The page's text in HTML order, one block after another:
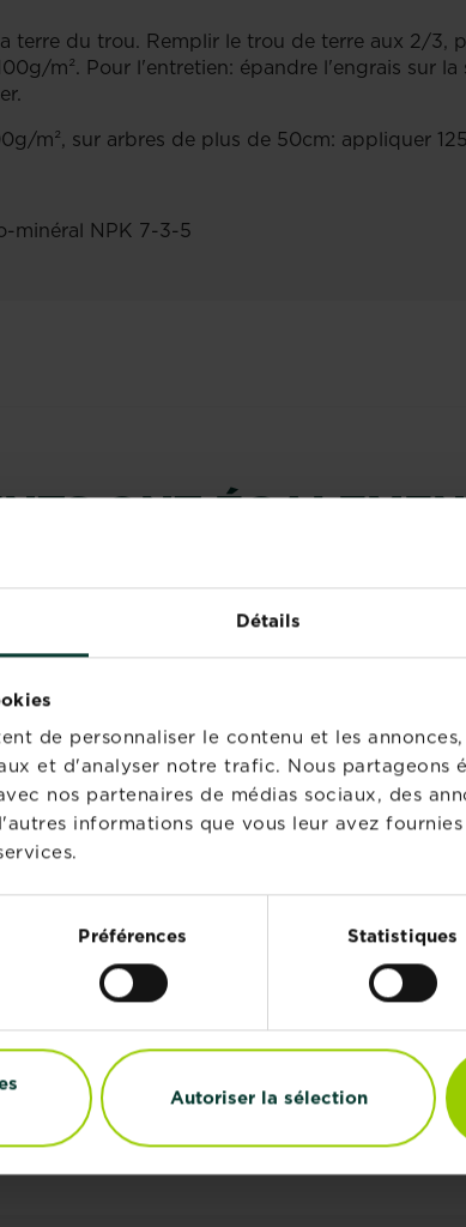
Détails
de personnaliser le contenu et les
et d'analyser notre trafic. Nous partageons
nos partenaires de médias sociaux, des
informations que vous leur avez
Préférences Statistiques
Autoriser la sélection
terre du trou. Remplir le trou de terre aux 2/3,
m². Pour l'entretien: épandre l'engrais sur
m², sur arbres de plus de 50cm: appliquer
minéral NPK 7-3-5
ONT
Naturen Engrais
Rosiers
Points de vente
Substral
Engrais longue
pour rosiers &
fleuries
Points